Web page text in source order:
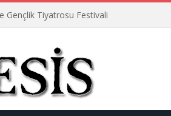
Gençlik Tiyatrosu Festivali